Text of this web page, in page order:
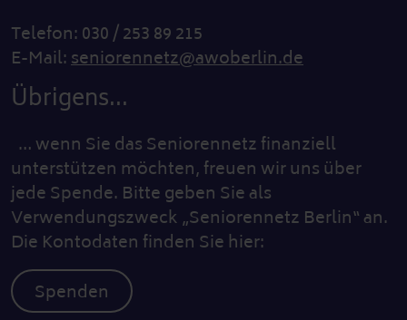
Telefon: 030 / 253 89 215
E-Mail:seniorennetz@awoberlin.de
Übrigens...
… wenn Sie das Seniorennetz finanziell
unterstützen möchten, freuen wir uns über
jede Spende. Bitte geben Sie als
Verwendungszweck „Seniorennetz Berlin“ an.
Die Kontodaten finden Sie hier:
Spenden